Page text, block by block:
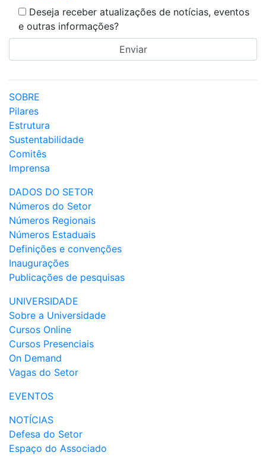
Deseja receber atualizações de notícias, eventos
e outras informações?
SOBRE
Pilares
Estrutura
Sustentabilidade
Comitês
Imprensa
DADOS DO SETOR
Números do Setor
Números Regionais
Números Estaduais
Definições e convenções
Inaugurações
Publicações de pesquisas
UNIVERSIDADE
Sobre a Universidade
Cursos Online
Cursos Presenciais
On Demand
Vagas do Setor
EVENTOS
NOTÍCIAS
Defesa do Setor
Espaço do Associado